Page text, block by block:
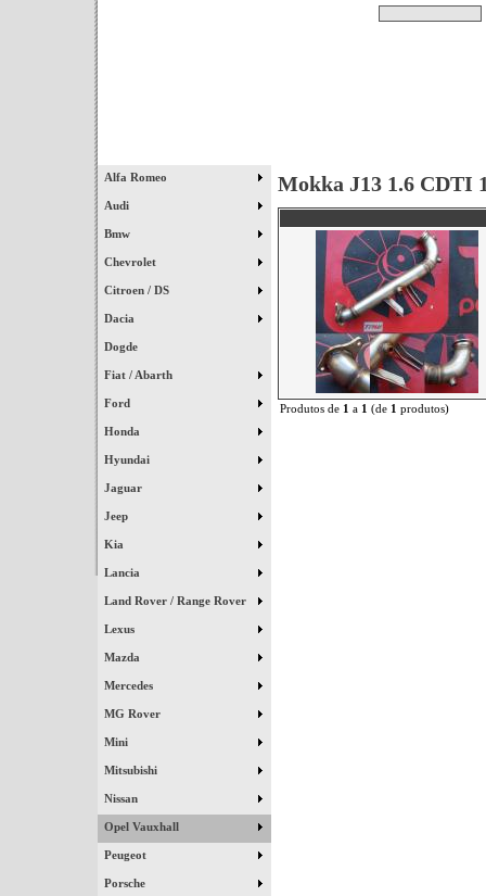
Alfa Romeo
Audi
Bmw
Chevrolet
Citroen / DS
Dacia
Dogde
Fiat / Abarth
Ford
Honda
Hyundai
Jaguar
Jeep
Kia
Lancia
Land Rover / Range Rover
Lexus
Mazda
Mercedes
MG Rover
Mini
Mitsubishi
Nissan
Opel Vauxhall
Peugeot
Porsche
Mokka J13 1.6 CDTI
Produtos de 1 a 1 (de 1 produtos)